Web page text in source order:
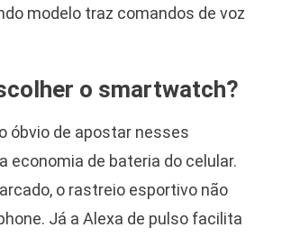
modelo traz comandos de voz
o smartwatch?
óbvio de apostar nesses
economia de bateria do celular.
o rastreio esportivo não
Já a Alexa de pulso facilita